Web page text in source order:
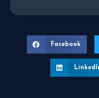
Facebook